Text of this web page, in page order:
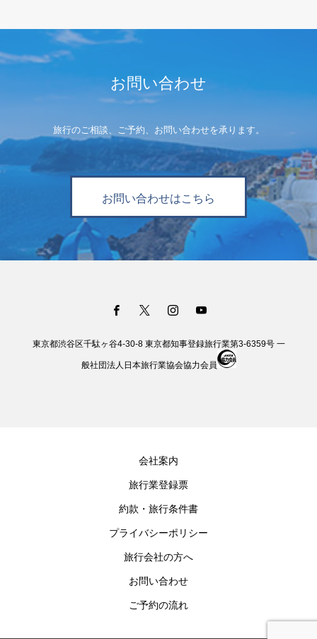
お問い合わせ
旅行のご相談、ご予約、お問い合わせを承ります。
お問い合わせはこちら
東京都渋谷区千駄ヶ谷4-30-8 東京都知事登録旅行業第3-6359号 一
般社団法人日本旅行業協会協力会員
会社案内
旅行業登録票
約款・旅行条件書
プライバシーポリシー
旅行会社の方へ
お問い合わせ
ご予約の流れ